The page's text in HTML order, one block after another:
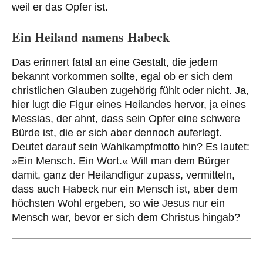
weil er das Opfer ist.
Ein Heiland namens Habeck
Das erinnert fatal an eine Gestalt, die jedem
bekannt vorkommen sollte, egal ob er sich dem
christlichen Glauben zugehörig fühlt oder nicht. Ja,
hier lugt die Figur eines Heilandes hervor, ja eines
Messias, der ahnt, dass sein Opfer eine schwere
Bürde ist, die er sich aber dennoch auferlegt.
Deutet darauf sein Wahlkampfmotto hin? Es lautet:
»Ein Mensch. Ein Wort.« Will man dem Bürger
damit, ganz der Heilandfigur zupass, vermitteln,
dass auch Habeck nur ein Mensch ist, aber dem
höchsten Wohl ergeben, so wie Jesus nur ein
Mensch war, bevor er sich dem Christus hingab?